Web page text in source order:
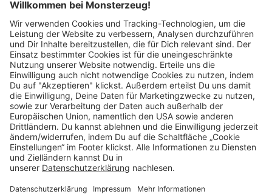
Mitglied im:
Impressum AGB Widerrufsbelehrung